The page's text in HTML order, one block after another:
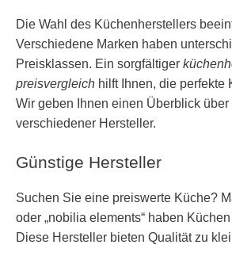
Die Wahl des Küchenherstellers
Verschiedene Marken haben
Preisklassen. Ein sorgfältiger
preisvergleich hilft Ihnen, die perfekte
Wir geben Ihnen einen Überblick
verschiedener Hersteller.
Günstige Hersteller
Suchen Sie eine preiswerte Küche?
oder „nobilia elements“ haben
Diese Hersteller bieten Qualität zu